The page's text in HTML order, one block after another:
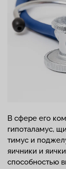
В сфере его
гипоталамус,
тимус и
яичники и
способностью